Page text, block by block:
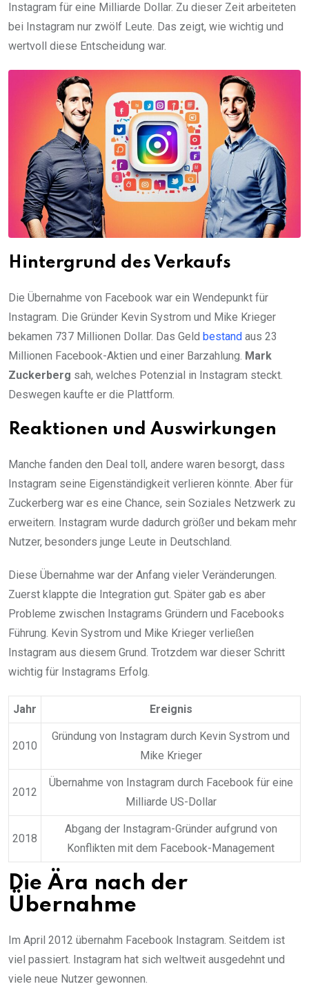
Instagram für eine Milliarde Dollar. Zu dieser Zeit arbeiteten
bei Instagram nur zwölf Leute. Das zeigt, wie wichtig und
wertvoll diese Entscheidung war.
Hintergrund des Verkaufs
Die Übernahme von Facebook war ein Wendepunkt für
Instagram. Die Gründer Kevin Systrom und Mike Krieger
bekamen 737 Millionen Dollar. Das Geld bestand aus 23
Millionen Facebook-Aktien und einer Barzahlung. Mark
Zuckerberg sah, welches Potenzial in Instagram steckt.
Deswegen kaufte er die Plattform.
Reaktionen und Auswirkungen
Manche fanden den Deal toll, andere waren besorgt, dass
Instagram seine Eigenständigkeit verlieren könnte. Aber für
Zuckerberg war es eine Chance, sein Soziales Netzwerk zu
erweitern. Instagram wurde dadurch größer und bekam mehr
Nutzer, besonders junge Leute in Deutschland.
Diese Übernahme war der Anfang vieler Veränderungen.
Zuerst klappte die Integration gut. Später gab es aber
Probleme zwischen Instagrams Gründern und Facebooks
Führung. Kevin Systrom und Mike Krieger verließen
Instagram aus diesem Grund. Trotzdem war dieser Schritt
wichtig für Instagrams Erfolg.
Jahr Ereignis
2010
Gründung von Instagram durch Kevin Systrom und
Mike Krieger
2012
Übernahme von Instagram durch Facebook für eine
Milliarde US-Dollar
2018
Abgang der Instagram-Gründer aufgrund von
Konflikten mit dem Facebook-Management
Die Ära nach der
Übernahme
Im April 2012 übernahm Facebook Instagram. Seitdem ist
viel passiert. Instagram hat sich weltweit ausgedehnt und
viele neue Nutzer gewonnen.